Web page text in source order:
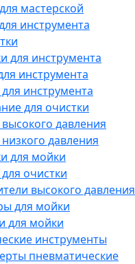
мастерской
инструмента
для инструмента
инструмента
инструмента
для очистки
давления
давления
для мойки
очистки
высокого давления
для мойки
для мойки
инструменты
пневматические